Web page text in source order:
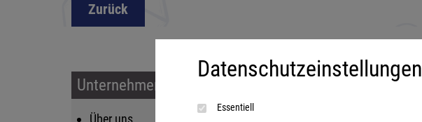
Zurück
Unternehmen & Service
Über uns
Datenschutzeinstellungen
Essentiell